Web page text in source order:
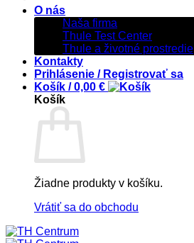
O nás
Naša firma
Thule Test Center
Thule a životné prostredie
Kontakty
Prihlásenie / Registrovať sa
Košík /0,00 €
Košík
Žiadne produkty v košíku.
Vrátiť sa do obchodu